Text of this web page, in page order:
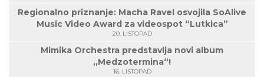
Regionalno priznanje: Macha Ravel osvojila SoAlive
Music Video Award za videospot “Lutkica”
20. LISTOPAD
Mimika Orchestra predstavlja novi album
„Medzotermina“!
16. LISTOPAD